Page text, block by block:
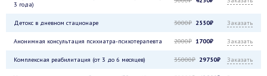
3 года)
Детокс в дневном стационаре 3000₽ 2550₽ Заказать
Анонимная консультация психиатра-психотерапевта 2000₽ 1700₽ Заказать
Комплексная реабилитация (от 3 до 6 месяцев) 35000₽ 29750₽ Заказать